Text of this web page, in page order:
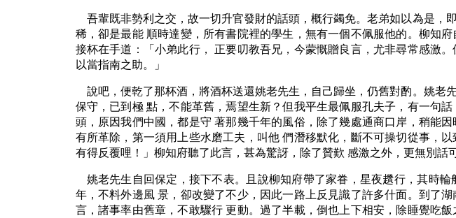
吾輩既非勢利之交，故一切升官發財的話頭，概行蠲免。老弟如以為是
稀，卻是最能 順時達變，所有書院裡的學生，無有一個不佩服他的。柳知
接杯在手道：「小弟此行， 正要叨教吾兄，今蒙慨贈良言，尤非尋常感激
以當指南之助。」
說吧，便乾了那杯酒，將酒杯送還姚老先生，自己歸坐，仍舊對酌。姚
保守，已到極 點，不能革舊，焉望生新？但我平生最佩服孔夫子，有一句
頭，原因我們中國，都是守 著那幾千年的風俗，除了幾處通商口岸，稍能
有所革除，第一須用上些水磨工夫，叫他 們潛移默化，斷不可操切從事，
有得反覆哩！」柳知府聽了此言，甚為驚訝，除了贊歎 感激之外，更無別話
姚老先生自回保定，接下不表。且說柳知府帶了家眷，星夜趲行，其時
年，不料外邊風 景，卻改變了不少，因此一路上反見識了許多什面。到了
言，諸事率由舊章，不敢驟行 更動。過了半載，倒也上下相安，除睡覺吃